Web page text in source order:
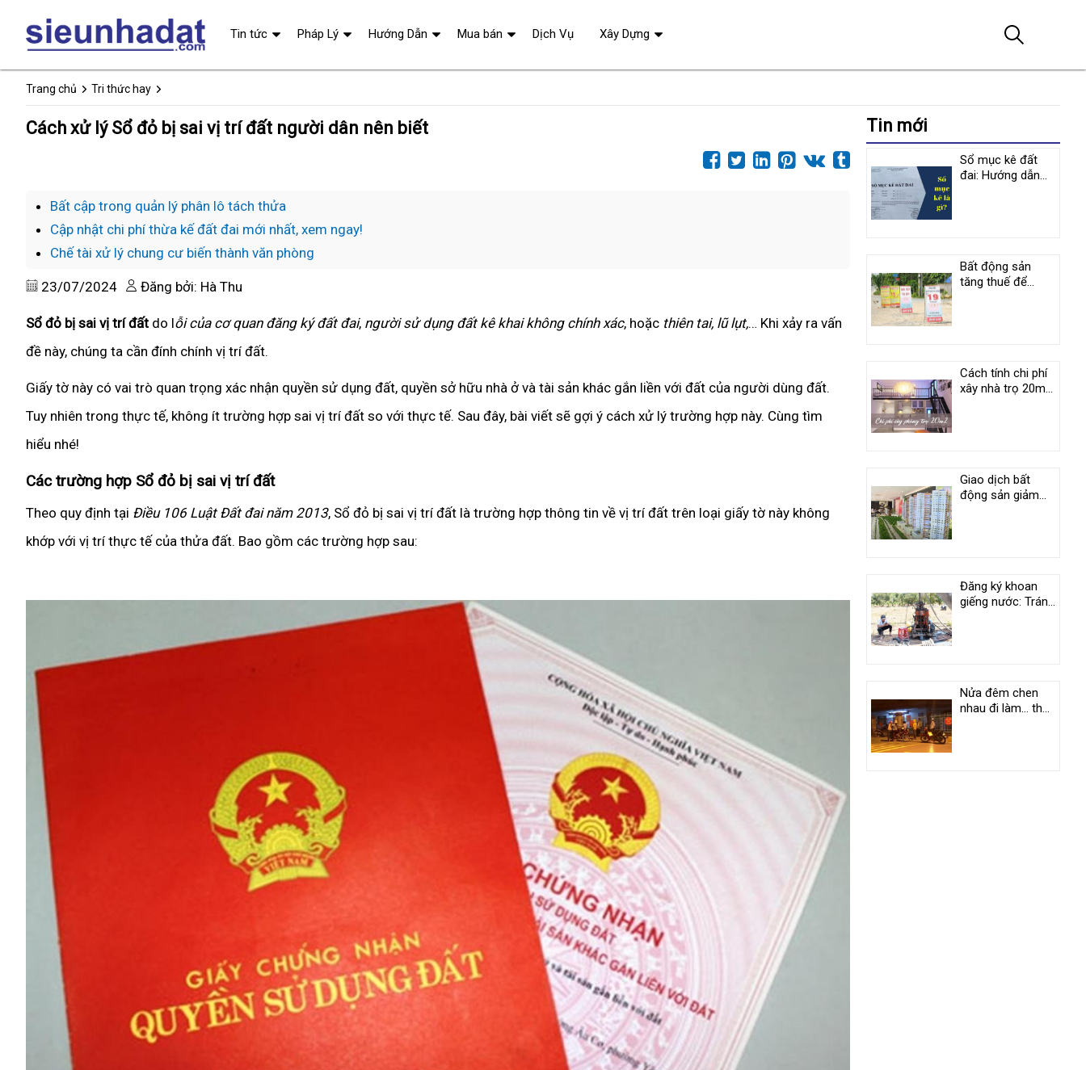
Trang chủ Tri thức hay
Cách xử lý Sổ đỏ bị sai vị trí đất người dân nên biết
Bất cập trong quản lý phân lô tách thửa
Cập nhật chi phí thừa kế đất đai mới nhất, xem ngay!
Chế tài xử lý chung cư biến thành văn phòng
23/07/2024 Đăng bởi: Hà Thu
Sổ đỏ bị sai vị trí đất do lỗi của cơ quan đăng ký đất đai, người sử dụng đất kê khai không chính xác, hoặc thiên tai, lũ lụt,… Khi xảy ra vấn
đề này, chúng ta cần đính chính vị trí đất.
Giấy tờ này có vai trò quan trọng xác nhận quyền sử dụng đất, quyền sở hữu nhà ở và tài sản khác gắn liền với đất của người dùng đất.
Tuy nhiên trong thực tế, không ít trường hợp sai vị trí đất so với thực tế. Sau đây, bài viết sẽ gợi ý cách xử lý trường hợp này. Cùng tìm
hiểu nhé!
Các trường hợp Sổ đỏ bị sai vị trí đất
Theo quy định tại Điều 106 Luật Đất đai năm 2013, Sổ đỏ bị sai vị trí đất là trường hợp thông tin về vị trí đất trên loại giấy tờ này không
khớp với vị trí thực tế của thửa đất. Bao gồm các trường hợp sau:
Tin mới
Sổ mục kê đất
đai: Hướng dẫn
Bất động sản
tăng thuế để
Cách tính chi phí
xây nhà trọ 20m2
Giao dịch bất
động sản giảm
Đăng ký khoan
giếng nước: Tránh
Nửa đêm chen
nhau đi làm… thủ
Tin tức Pháp Lý Hướng Dẫn Mua bán Dịch Vụ Xây Dựng